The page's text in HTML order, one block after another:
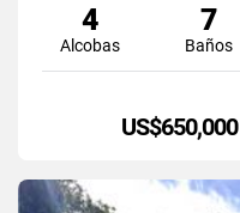
4
Alcobas
7
Baños
US$650,000